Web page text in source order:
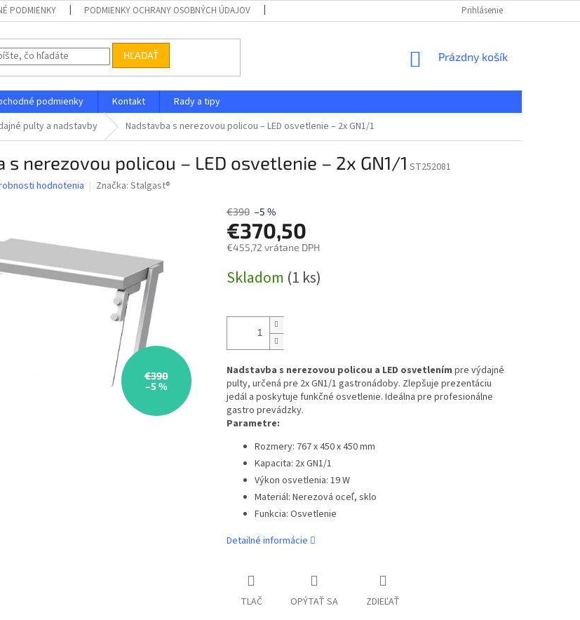
PODMIENKY PODMIENKY OCHRANY OSOBNÝCH ÚDAJOV DOPRAVA A PLATBA
Prihlásenie
HĽADAŤ
NÁKUPNÝ
Prázdny košík
podmienky Kontakt
Rady a tipy
pulty a nadstavby Nadstavba s nerezovou policou – LED osvetlenie – 2x GN1/1
s nerezovou policou – LED osvetlenie – 2x GN1/1 ST252081
hodnotenia Značka: Stalgast®
€390
–5 %
€390 –5 %
€370,50
€455,72 vrátane DPH
cena:
Skladom (1 ks)
Nadstavba s nerezovou policou a LED osvetlením pre výdajné
pulty, určená pre 2x GN1/1 gastronádoby. Zlepšuje prezentáciu
jedál a poskytuje funkčné osvetlenie. Ideálna pre profesionálne
gastro prevádzky.
Parametre:
Rozmery: 767 x 450 x 450 mm
Kapacita: 2x GN1/1
Výkon osvetlenia: 19 W
Materiál: Nerezová oceľ, sklo
Funkcia: Osvetlenie
Detailné informácie
TLAČ OPÝTAŤ SA ZDIEĽAŤ